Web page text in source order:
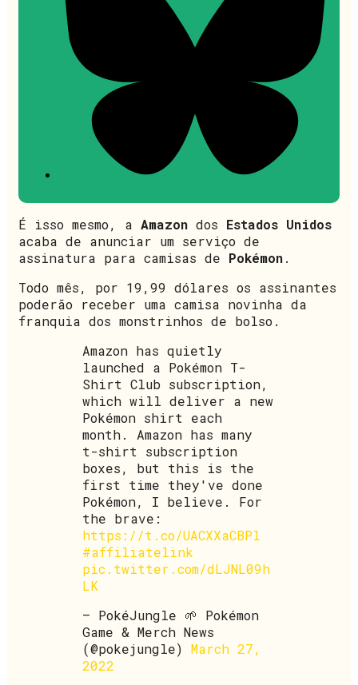
É isso mesmo, a Amazon dos Estados Unidos
acaba de anunciar um serviço de
assinatura para camisas de Pokémon.
Todo mês, por 19,99 dólares os assinantes
poderão receber uma camisa novinha da
franquia dos monstrinhos de bolso.
Amazon has quietly
launched a Pokémon T-
Shirt Club subscription,
which will deliver a new
Pokémon shirt each
month. Amazon has many
t-shirt subscription
boxes, but this is the
first time they've done
Pokémon, I believe. For
the brave:
https://t.co/UACXXaCBPl
#affiliatelink
pic.twitter.com/dLJNL09h
LK
— PokéJungle 🌱 Pokémon
Game & Merch News
(@pokejungle) March 27,
2022